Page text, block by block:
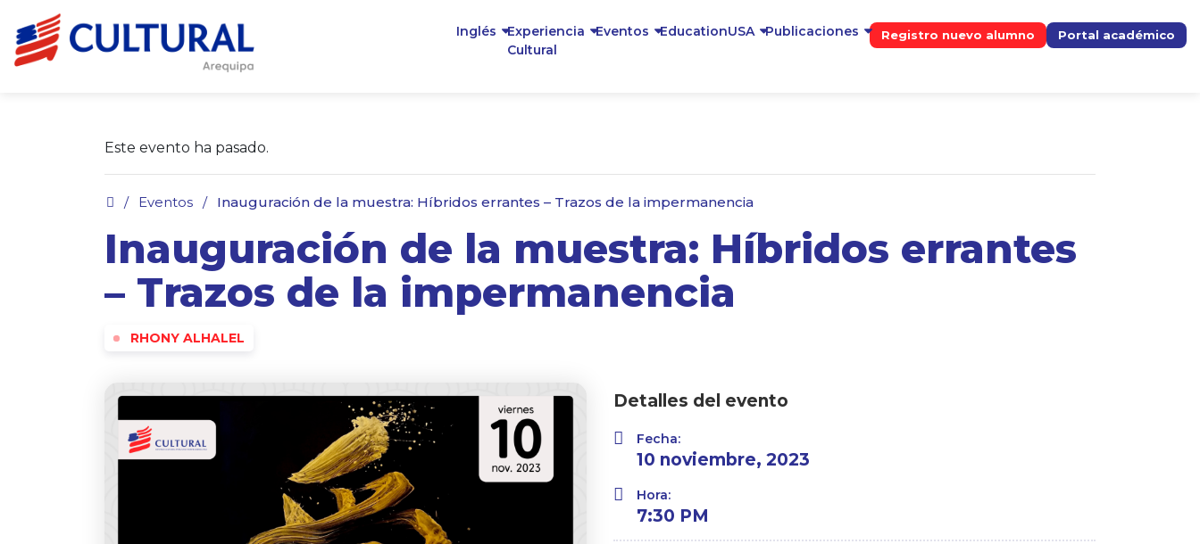
Inglés
Experiencia
Cultural
Eventos EducationUSA Publicaciones Registro nuevo alumno Portal académico
Este evento ha pasado.
/ Eventos / Inauguración de la muestra: Híbridos errantes – Trazos de la impermanencia
Inauguración de la muestra: Híbridos errantes
– Trazos de la impermanencia
RHONY ALHALEL
Detalles del evento
Fecha:
10 noviembre, 2023
Hora:
7:30 PM